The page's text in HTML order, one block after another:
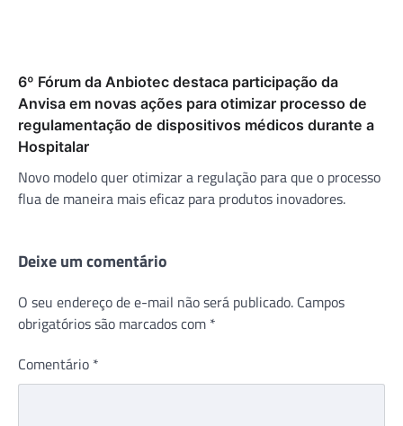
6º Fórum da Anbiotec destaca participação da
Anvisa em novas ações para otimizar processo de
regulamentação de dispositivos médicos durante a
Hospitalar
Novo modelo quer otimizar a regulação para que o processo
flua de maneira mais eficaz para produtos inovadores.
Deixe um comentário
O seu endereço de e-mail não será publicado. Campos
obrigatórios são marcados com *
Comentário *